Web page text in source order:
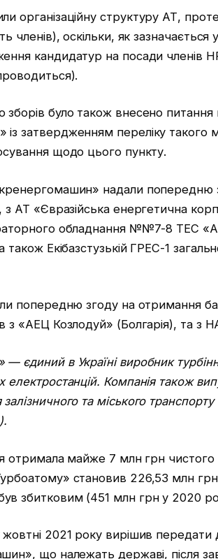
організаційну структуру АТ,
членів), оскільки, як
кандидатур на посади членів
було також внесено
затвердженням переліку такого
щодо цього пункту.
надали попередню
з АТ «Євразійська енергетична
обладнання №№7-8 ТЕС
також Екібазстузькій ГРЕС-1
попередню згоду на отримання
з «АЕЦ Козлодуй» (Болгарія), та з
єдиний в Україні виробник
електростанцій. Компанія також
та міського
отримала майже 7 млн ​​грн чистого
становив 226,53 млн
збитковим (451 млн грн у 2020
жовтні 2021 року вирішив передати
що належать державі, після